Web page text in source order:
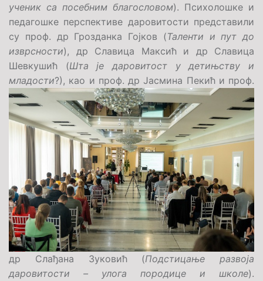
ученик са посебним благословом). Психолошке и
педагошке перспективе даровитости представили
су проф. др Грозданка Гојков (Таленти и пут до
изврсности), др Славица Максић и др Славица
Шевкушић (Шта је даровитост у детињству и
младости?), као и проф. др Јасмина Пекић и проф.
др Слађана Зуковић (Подстицање развоја
даровитости – улога породице и школе).